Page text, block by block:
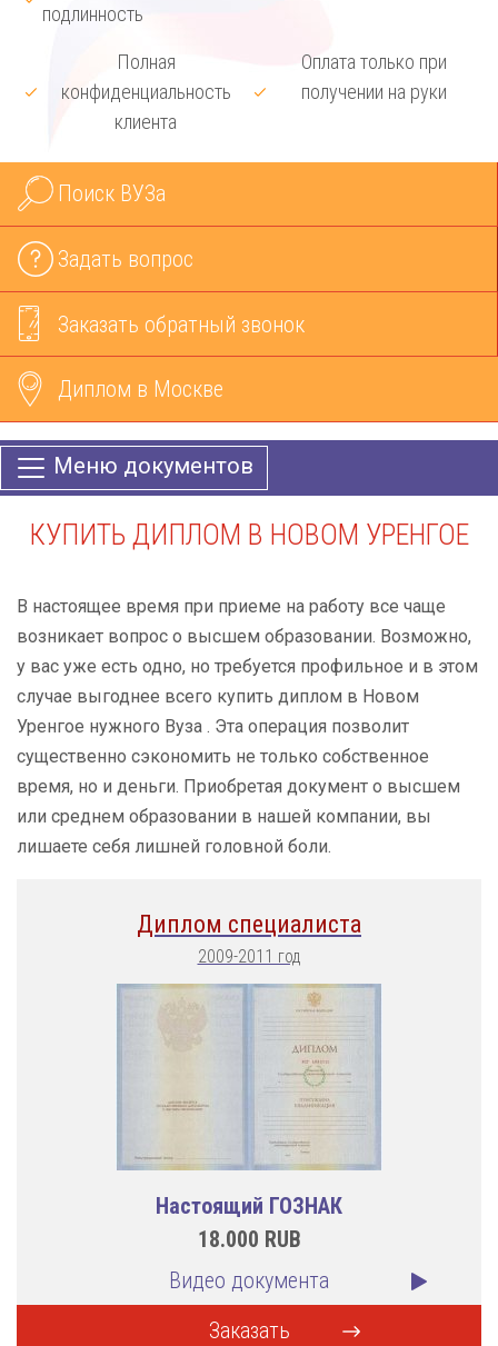
подлинность
Полная
конфиденциальность
клиента
Оплата только при
получении на руки
Поиск ВУЗа
Задать вопрос
Заказать обратный звонок
Диплом в Москве
Меню документов
КУПИТЬ ДИПЛОМ В НОВОМ УРЕНГОЕ
В настоящее время при приеме на работу все чаще
возникает вопрос о высшем образовании. Возможно,
у вас уже есть одно, но требуется профильное и в этом
случае выгоднее всего купить диплом в Новом
Уренгое нужного Вуза . Эта операция позволит
существенно сэкономить не только собственное
время, но и деньги. Приобретая документ о высшем
или среднем образовании в нашей компании, вы
лишаете себя лишней головной боли.
Диплом специалиста
2009-2011 год
Настоящий ГОЗНАК
18.000 RUB
Видео документа
Заказать